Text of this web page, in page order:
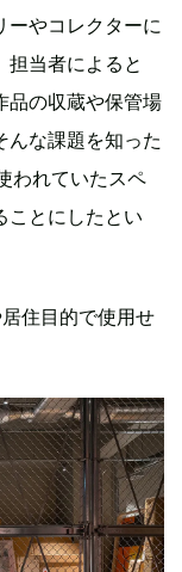
ーやコレクターに
担当者によると
品の収蔵や保管場
んな課題を知った
われていたスペ
ことにしたとい
住目的で使用せ